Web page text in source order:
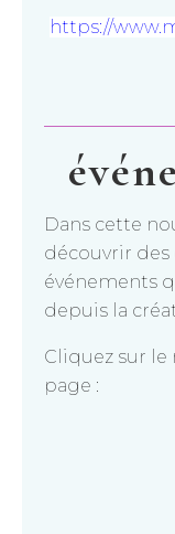
https://
Dans cette
découvrir
événements
depuis la
Cliquez sur
page :